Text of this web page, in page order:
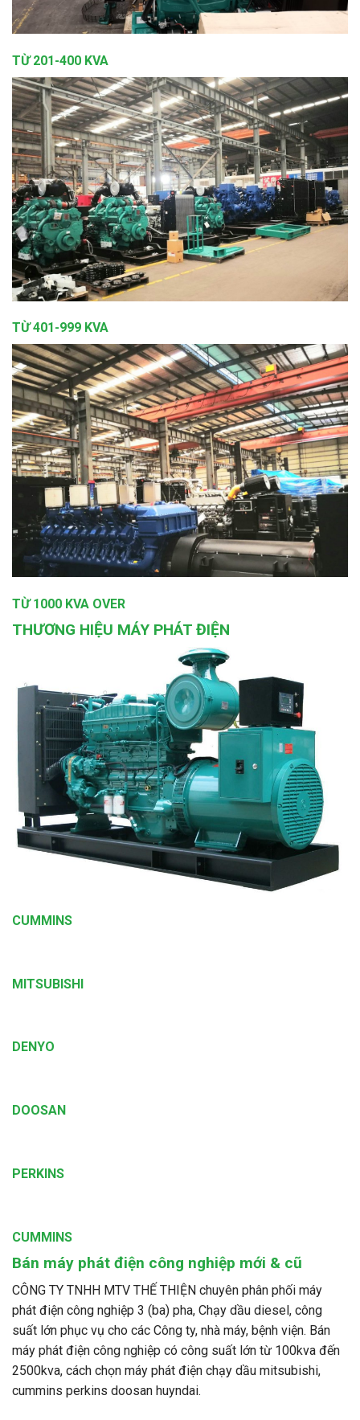
TỪ 201-400 KVA
TỪ 401-999 KVA
TỪ 1000 KVA OVER
THƯƠNG HIỆU MÁY PHÁT ĐIỆN
CUMMINS
MITSUBISHI
DENYO
DOOSAN
PERKINS
CUMMINS
Bán máy phát điện công nghiệp mới & cũ
CÔNG TY TNHH MTV THẾ THIỆN chuyên phân phối máy
phát điện công nghiệp 3 (ba) pha, Chạy dầu diesel, công
suất lớn phục vụ cho các Công ty, nhà máy, bệnh viện. Bán
máy phát điện công nghiệp có công suất lớn từ 100kva đến
2500kva, cách chọn máy phát điện chạy dầu mitsubishi,
cummins perkins doosan huyndai.